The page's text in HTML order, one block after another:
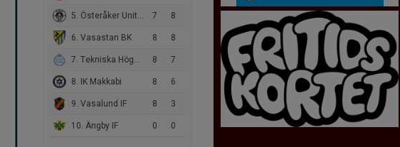
5. Österåker United FK 7 8
6. Vasastan BK 8 8
7. Tekniska Högskolan FC 8 7
8. IK Makkabi 8 6
9. Vasalund IF 8 3
10. Ängby IF 0 0